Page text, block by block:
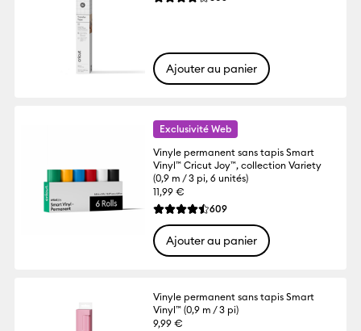
Ajouter au panier
Exclusivité Web
Vinyle permanent sans tapis Smart
Vinyl™ Cricut Joy™, collection Variety
(0,9 m / 3 pi, 6 unités)
11,99 €
La note moyenne de ce produit est 4.5
609Reviews
Ajouter au panier
Vinyle permanent sans tapis Smart
Vinyl™ (0,9 m / 3 pi)
9,99 €